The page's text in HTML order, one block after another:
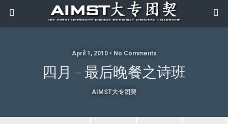
April 1, 2010 • No Comments
四月 – 最后晚餐之诗班
AIMST大专团契